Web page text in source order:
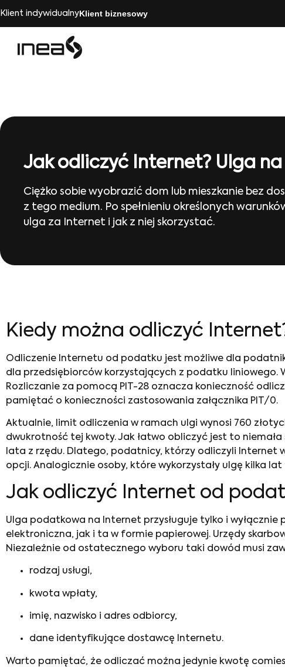
Klient indywidualnyKlient biznesowy
Jak odliczyć Internet? Ulga
Ciężko sobie wyobrazić dom lub mieszkanie bez
z tego medium. Po spełnieniu określonych
ulga za Internet i jak z niej skorzystać.
Kiedy można odliczyć Internet
Odliczenie Internetu od podatku jest możliwe dla
dla przedsiębiorców korzystających z podatku liniowego.
Rozliczanie za pomocą PIT-28 oznacza konieczność
pamiętać o konieczności zastosowania załącznika PIT/0.
Aktualnie, limit odliczenia w ramach ulgi wynosi 760
dwukrotność tej kwoty. Jak łatwo obliczyć jest to
lata z rzędu. Dlatego, podatnicy, którzy odliczyli Internet
opcji. Analogicznie osoby, które wykorzystały ulgę kilka
Jak odliczyć Internet od
Ulga podatkowa na Internet przysługuje tylko i
elektroniczna, jak i ta w formie papierowej. Urzędy
Niezależnie od ostatecznego wyboru taki dowód musi
rodzaj usługi,
kwota wpłaty,
imię, nazwisko i adres odbiorcy,
dane identyfikujące dostawcę Internetu.
Warto pamiętać, że odliczać można jedynie kwotę